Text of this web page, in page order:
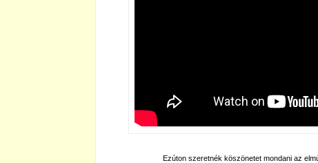
Ezúton szeretnék köszönetet mondani az